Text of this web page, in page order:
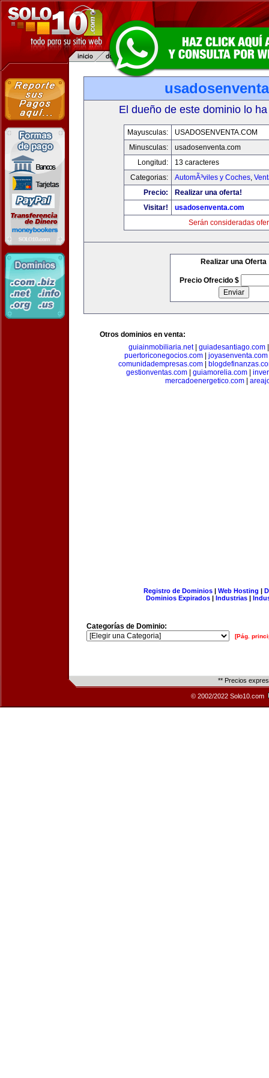
El dueño de este dominio lo
Mayusculas:
USADOSENVENTA.COM
Minusculas:
usadosenventa.com
Longitud:
13 caracteres
Categorias:
AutomÃ³viles y Coches,
Precio:
Realizar una oferta!
Visitar!
usadosenventa.com
Serán consideradas
Realizar una Oferta
Precio Ofrecido $
Otros dominios en venta:
guiainmobiliaria.net| guiadesantiago.com
puertoriconegocios.com
joyasenventa.com
comunidadempresas.com|
gestionventas.com| guiamorelia.com|
mercadoenergetico.com
Registro de Dominios| Web Hosting |
Dominios Expirados | Industrias |
Categorías de Dominio:
[Pág.
** Precios
© 2002/2022 Solo10.com